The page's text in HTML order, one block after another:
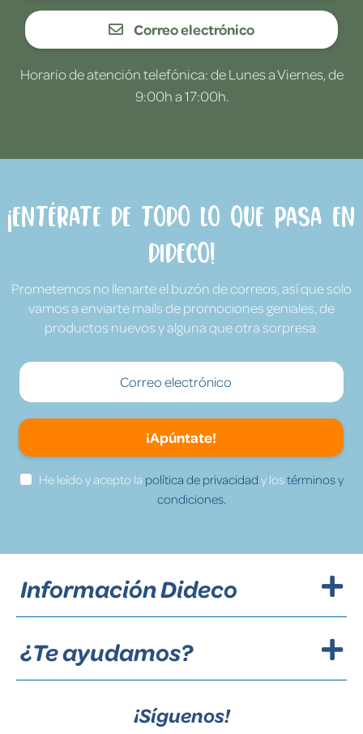
Correo electrónico
Horario de atención telefónica: de Lunes a Viernes, de
9:00h a 17:00h.
¡Entérate de todo lo que pasa en
Dideco!
Prometemos no llenarte el buzón de correos, así que solo
vamos a enviarte mails de promociones geniales, de
productos nuevos y alguna que otra sorpresa.
¡Apúntate!
He leído y acepto la política de privacidad y lostérminos y
condiciones.
Información Dideco
¿Te ayudamos?
¡Síguenos!